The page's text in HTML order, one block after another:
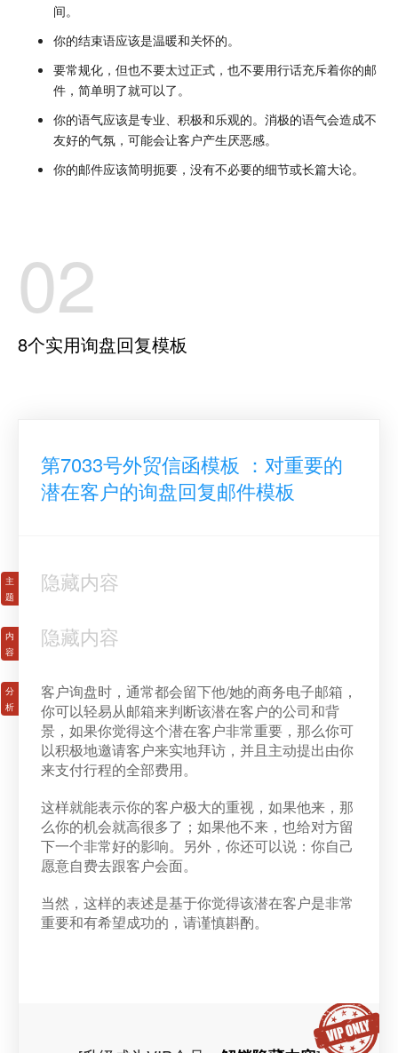
间。
你的结束语应该是温暖和关怀的。
要常规化，但也不要太过正式，也不要用行话充斥着你的邮
件，简单明了就可以了。
你的语气应该是专业、积极和乐观的。消极的语气会造成不
友好的气氛，可能会让客户产生厌恶感。
你的邮件应该简明扼要，没有不必要的细节或长篇大论。
02
8个实用询盘回复模板
第7033号外贸信函模板 ：对重要的
潜在客户的询盘回复邮件模板
隐藏内容
隐藏内容
客户询盘时，通常都会留下他/她的商务电子邮箱，
你可以轻易从邮箱来判断该潜在客户的公司和背
景，如果你觉得这个潜在客户非常重要，那么你可
以积极地邀请客户来实地拜访，并且主动提出由你
来支付行程的全部费用。
这样就能表示你的客户极大的重视，如果他来，那
么你的机会就高很多了；如果他不来，也给对方留
下一个非常好的影响。另外，你还可以说：你自己
愿意自费去跟客户会面。
当然，这样的表述是基于你觉得该潜在客户是非常
重要和有希望成功的，请谨慎斟酌。